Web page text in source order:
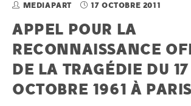
MEDIAPART 17 OCTOBRE 2011
APPEL POUR LA
RECONNAISSANCE
DE LA TRAGÉDIE DU 17
OCTOBRE 1961 À PARIS